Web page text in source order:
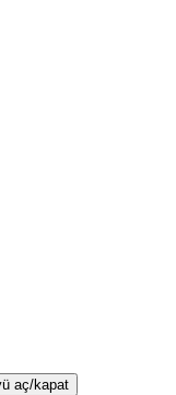
aç/kapat